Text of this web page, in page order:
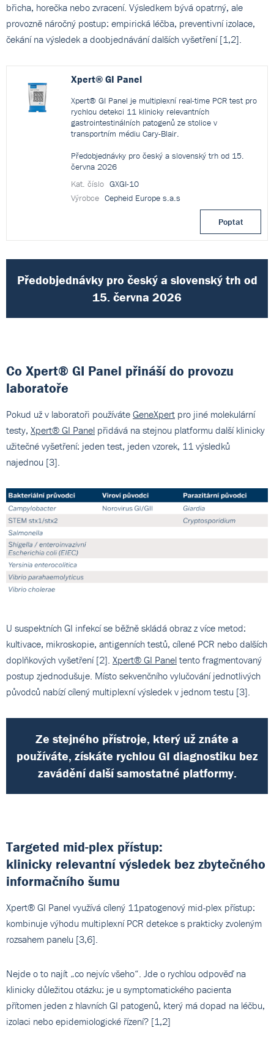
břicha, horečka nebo zvracení. Výsledkem bývá opatrný, ale
provozně náročný postup: empirická léčba, preventivní izolace,
čekání na výsledek a doobjednávání dalších vyšetření [1,2].
Xpert® GI Panel
Xpert® GI Panel je multiplexní real-time PCR test pro
rychlou detekci 11 klinicky relevantních
gastrointestinálních patogenů ze stolice v
transportním médiu Cary-Blair.
Předobjednávky pro český a slovenský trh od 15.
června 2026
Kat. číslo GXGI-10
Výrobce Cepheid Europe s.a.s
Poptat
Předobjednávky pro český a slovenský trh od
15. června 2026
Co Xpert® GI Panel přináší do provozu
laboratoře
Pokud už v laboratoři používáte GeneXpert pro jiné molekulární
testy, Xpert® GI Panel přidává na stejnou platformu další klinicky
užitečné vyšetření: jeden test, jeden vzorek, 11 výsledků
najednou [3].
U suspektních GI infekcí se běžně skládá obraz z více metod:
kultivace, mikroskopie, antigenních testů, cílené PCR nebo dalších
doplňkových vyšetření [2]. Xpert® GI Paneltento fragmentovaný
postup zjednodušuje. Místo sekvenčního vylučování jednotlivých
původců nabízí cílený multiplexní výsledek v jednom testu [3].
Ze stejného přístroje, který už znáte a
používáte, získáte rychlou GI diagnostiku bez
zavádění další samostatné platformy.
Targeted mid-plex přístup:
klinicky relevantní výsledek bez zbytečného
informačního šumu
Xpert® GI Panel využívá cílený 11patogenový mid-plex přístup:
kombinuje výhodu multiplexní PCR detekce s prakticky zvoleným
rozsahem panelu [3,6].
Nejde o to najít „co nejvíc všeho“. Jde o rychlou odpověď na
klinicky důležitou otázku: je u symptomatického pacienta
přítomen jeden z hlavních GI patogenů, který má dopad na léčbu,
izolaci nebo epidemiologické řízení? [1,2]